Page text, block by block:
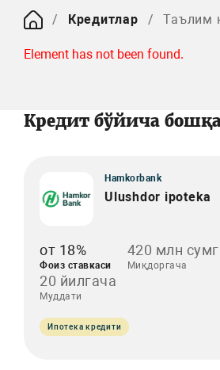
Кредитлар Таълим
Element has not been found.
Кредит бўйича
Hamkorbank
Ulushdor ipoteka
от 18%
Фоиз ставкаси
420 млн
Миқдоргача
20 йилгача
Муддати
Ипотека кредити